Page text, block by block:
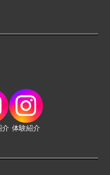
介 体験紹介